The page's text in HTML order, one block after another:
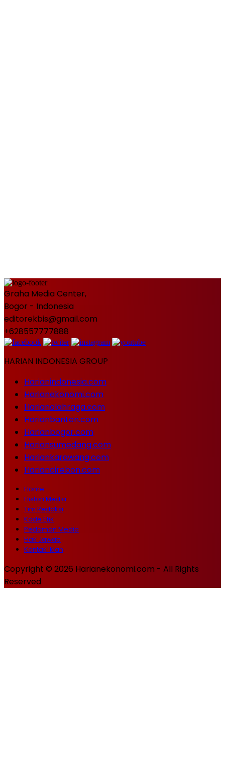
Graha Media Center,
Bogor - Indonesia
editorekbis@gmail.com
+628557777888
HARIAN INDONESIA GROUP
Harianindonesia.com
Harianekonomi.com
Harianolahraga.com
Harianbanten.com
Harianbogor.com
Hariansumedang.com
Hariankarawang.com
Hariancirebon.com
Home
Histori Media
Tim Redaksi
Kode Etik
Pedoman Media
Hak Jawab
Kontak Iklan
Copyright © 2026 Harianekonomi.com - All Rights
Reserved